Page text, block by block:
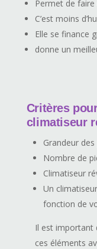
Permet de faire
C’est moins
Elle se finance
donne un
Critères
climatiseur
Grandeur des
Nombre de
Climatiseur
Un
fonction de
Il est important
ces éléments